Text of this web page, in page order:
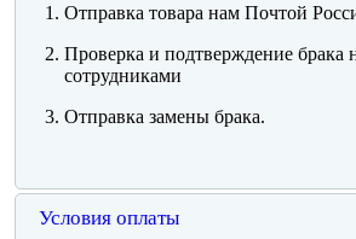
Отправка товара нам Почтой
Проверка и подтверждение брака
сотрудниками
Отправка замены брака.
Условия оплаты